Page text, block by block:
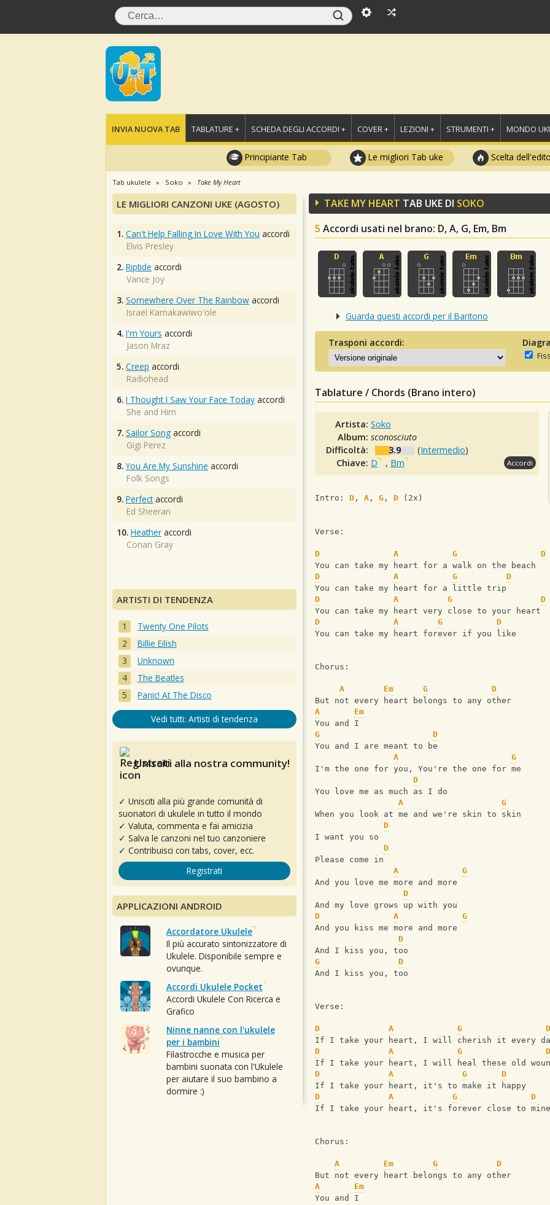
INVIA NUOVA TAB TABLATURE + SCHEDA DEGLI ACCORDI + COVER + LEZIONI + STRUMENTI + MONDO
Principiante Tab Le migliori Tab uke Scelta
Tab ukulele Soko Take My Heart
TAKE MY HEART TAB UKE DI SOKO
5 Accordi usati nel brano: D, A, G, Em, Bm
Guarda questi accordi per il Baritono
Trasponi accordi:
Tablature / Chords (Brano intero)
Artista:Soko
Album:sconosciuto
Difficoltà:
3.9 (Intermedio)
Chiave: D , Bm Accordi
Intro: D , A , G , D (2x)
Verse:
D A G
D
You can take my heart for a walk on the beach
D
A G
D
You can take my heart for a little trip
D
A G
D
You can take my heart very close to your heart
D
A G
D
You can take my heart forever if you like
Chorus:
A Em G
D
But not every heart belongs to any other
A
Em
You and I
G
D
You and I are meant to be
A
G
I'm the one for you, You're the one for me
D
You love me as much as I do
A
G
When you look at me and we're skin to skin
D
I want you so
D
Please come in
A
G
And you love me more and more
D
And my love grows up with you
D
A
G
And you kiss me more and more
D
And I kiss you, too
G
D
And I kiss you, too
Verse:
D A G
D
If I take your heart, I will cherish it every
D
A G
D
If I take your heart, I will heal these old
D
A G
D
If I take your heart, it's to make it happy
D
A G
D
If I take your heart, it's forever close to mine
Chorus:
A Em G
D
But not every heart belongs to any other
A
Em
You and I
LE MIGLIORI CANZONI UKE (AGOSTO)
1. Can't Help Falling In Love With You accordi
Elvis Presley
2. Riptide accordi
Vance Joy
3. Somewhere Over The Rainbow accordi
Israel Kamakawiwo'ole
4. I'm Yours accordi
Jason Mraz
5. Creep accordi
Radiohead
6. I Thought I Saw Your Face Today accordi
She and Him
7. Sailor Song accordi
Gigi Perez
8. You Are My Sunshine accordi
Folk Songs
9. Perfectaccordi
Ed Sheeran
10. Heather accordi
Conan Gray
ARTISTI DI TENDENZA
Twenty One Pilots
Billie Eilish
Unknown
The Beatles
Panic! At The Disco
Vedi tutti: Artisti di tendenza
Unisciti alla nostra community!
✓ Unisciti alla più grande comunità di
suonatori di ukulele in tutto il mondo
✓ Valuta, commenta e fai amicizia
✓ Salva le canzoni nel tuo canzoniere
✓ Contribuisci con tabs, cover, ecc.
Registrati
APPLICAZIONI ANDROID
Accordatore Ukulele
Il più accurato sintonizzatore di
Ukulele. Disponibile sempre e
ovunque.
Accordi Ukulele Pocket
Accordi Ukulele Con Ricerca e
Grafico
Ninne nanne con l'ukulele
per i bambini
Filastrocche e musica per
bambini suonata con l'Ukulele
per aiutare il suo bambino a
dormire :)